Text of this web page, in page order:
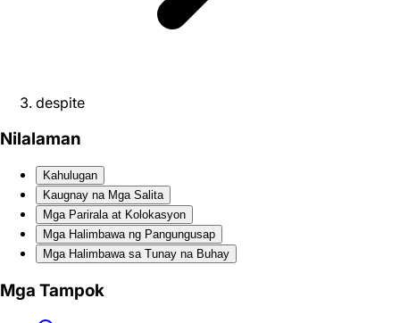
despite
Nilalaman
Kahulugan
Kaugnay na Mga Salita
Mga Parirala at Kolokasyon
Mga Halimbawa ng Pangungusap
Mga Halimbawa sa Tunay na Buhay
Mga Tampok